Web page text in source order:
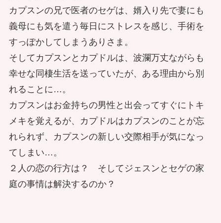
カプスンの兄で医者のセゲは、婿入り先で妻にも
義母にも気を遣う毎日にストレスを感じ、手術を
すっぽかしてしまうありさま。
そしてカプスンとカプドルは、波瀾万丈ながらも
幸せな同棲生活を送っていたが、ある理由から別
れることに…。
カプスンはお金持ちの男性と出会ってすぐにトキ
メキを覚えるが、カプドルはカプスンのことが忘
れられず、カプスンの新しい交際相手が気になっ
てしまい…。
２人の恋の行方は？ そしてジェスンとセゲの家
庭の事情は解決するのか？